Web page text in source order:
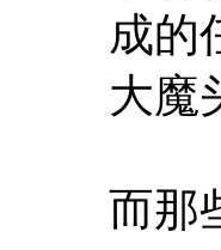
成的
大魔
而那